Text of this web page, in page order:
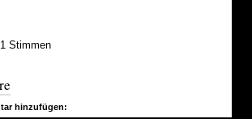
Stimmen
hinzufügen: